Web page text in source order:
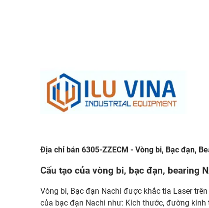
Địa chỉ bán 6305-ZZECM - Vòng bi, Bạc đạn,
Cấu tạo của vòng bi, bạc đạn, bearing
Vòng bi, Bạc đạn Nachi được khắc tia Laser
của bạc đạn Nachi như: Kích thước, đường